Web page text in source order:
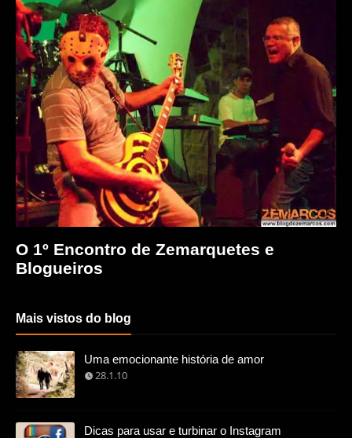
O 1º Encontro de Zemarquetes e
Blogueiros
Mais vistos do blog
Uma emocionante história de amor
28.1.10
Dicas para usar e turbinar o Instagram